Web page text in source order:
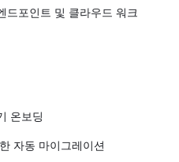
드포인트 및 클라우드 워크
온보딩
자동 마이그레이션